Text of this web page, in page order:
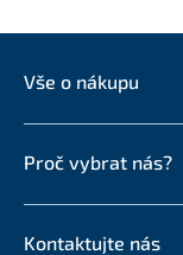
Vše o nákupu
Proč vybrat nás?
Kontaktujte nás